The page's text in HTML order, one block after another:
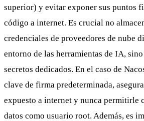
superior) y evitar exponer sus puntos
código a internet. Es crucial no
credenciales de proveedores de nube
entorno de las herramientas de IA,
secretos dedicados. En el caso de
clave de firma predeterminada,
expuesto a internet y nunca permitirle
datos como usuario root. Además, es